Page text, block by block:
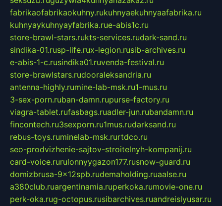
fabrikaofabrikaokuhny.rukuhnyaekuhnyaafabrika.ru
kuhnyaykuhnyayfabrika.rue-abis1c.ru
store-brawl-stars.rukts-services.rudark-sand.ru
sindika-01.rusp-life.rux-legion.rusib-archives.ru
e-abis-1-c.rusindika01.ruvenda-festival.ru
store-brawlstars.rudooraleksandria.ru
antenna-highly.rumine-lab-msk.ru1-mus.ru
3-sex-porn.ruban-damn.rupurse-factory.ru
viagra-tablet.rufasbags.ruadler-jun.rubandamn.ru
fincontech.ru3sexporn.ru1mus.rudarksand.ru
rebus-toys.ruminelab-msk.rurtdco.ru
seo-prodvizhenie-sajtov-stroitelnyh-kompanij.ru
card-voice.rurulonnyygazon177.rusnow-guard.ru
domizbrusa-9x12spb.rudemaholding.ruaalse.ru
a380club.ruargentinamia.ruperkoka.rumovie-one.ru
perk-oka.rug-octopus.rusibarchives.ruandreislyusar.ru